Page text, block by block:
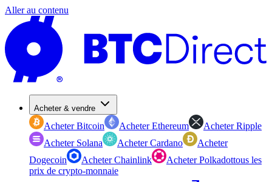
Aller au contenu
Acheter & vendre
Acheter Bitcoin Acheter Ethereum
Acheter Ripple
Acheter Solana
Acheter Cardano
Acheter
Dogecoin
Acheter Chainlink Acheter Polkadottous les
prix de crypto-monnaie